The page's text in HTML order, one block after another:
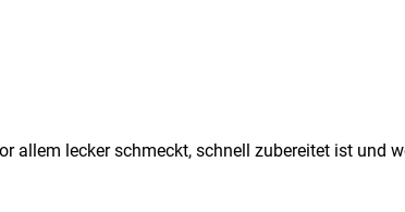
allem lecker schmeckt, schnell zubereitet ist und